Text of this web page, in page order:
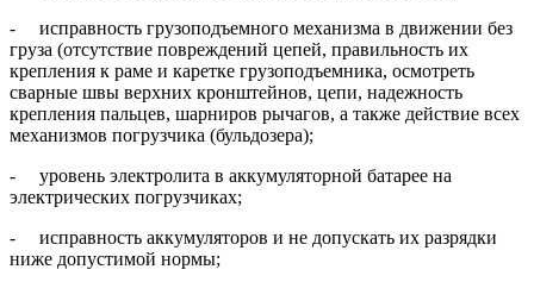
- исправность грузоподъемного механизма в движении без
груза (отсутствие повреждений цепей, правильность их
крепления к раме и каретке грузоподъемника, осмотреть
сварные швы верхних кронштейнов, цепи, надежность
крепления пальцев, шарниров рычагов, а также действие всех
механизмов погрузчика (бульдозера);
- уровень электролита в аккумуляторной батарее на
электрических погрузчиках;
- исправность аккумуляторов и не допускать их разрядки
ниже допустимой нормы;